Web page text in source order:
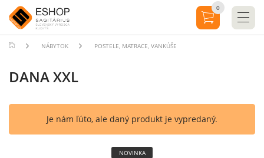
NÁBYTOK POSTELE, MATRACE, VANKÚŠE
DANA XXL
Je nám ľúto, ale daný produkt je vypredaný.
NOVINKA
0